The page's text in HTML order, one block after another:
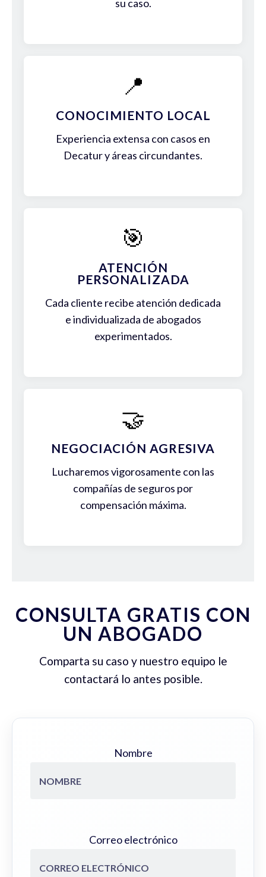
su caso.
📍
CONOCIMIENTO LOCAL
Experiencia extensa con casos en
Decatur y áreas circundantes.
🎯
ATENCIÓN
PERSONALIZADA
Cada cliente recibe atención dedicada
e individualizada de abogados
experimentados.
🤝
NEGOCIACIÓN AGRESIVA
Lucharemos vigorosamente con las
compañías de seguros por
compensación máxima.
CONSULTA GRATIS CON
UN ABOGADO
Comparta su caso y nuestro equipo le
contactará lo antes posible.
Nombre
Correo electrónico